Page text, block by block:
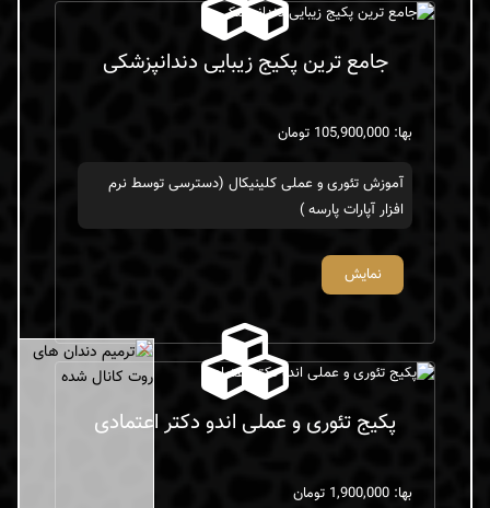
جامع ترین پکیج زیبایی دندانپزشکی
بها: 105,900,000 تومان
آموزش تئوری و عملی کلینیکال (دسترسی توسط نرم
افزار آپارات پارسه )
نمایش
پکیج تئوری و عملی اندو دکتر اعتمادی
بها: 1,900,000 تومان
×